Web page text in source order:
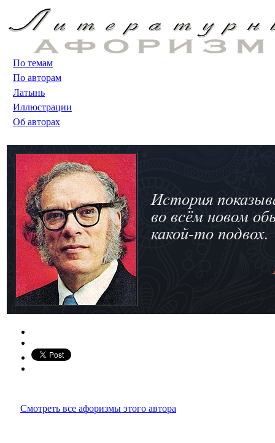
По темам
По авторам
Латынь
Иллюстрации
Об авторах
Смотреть все афоризмы этого автора